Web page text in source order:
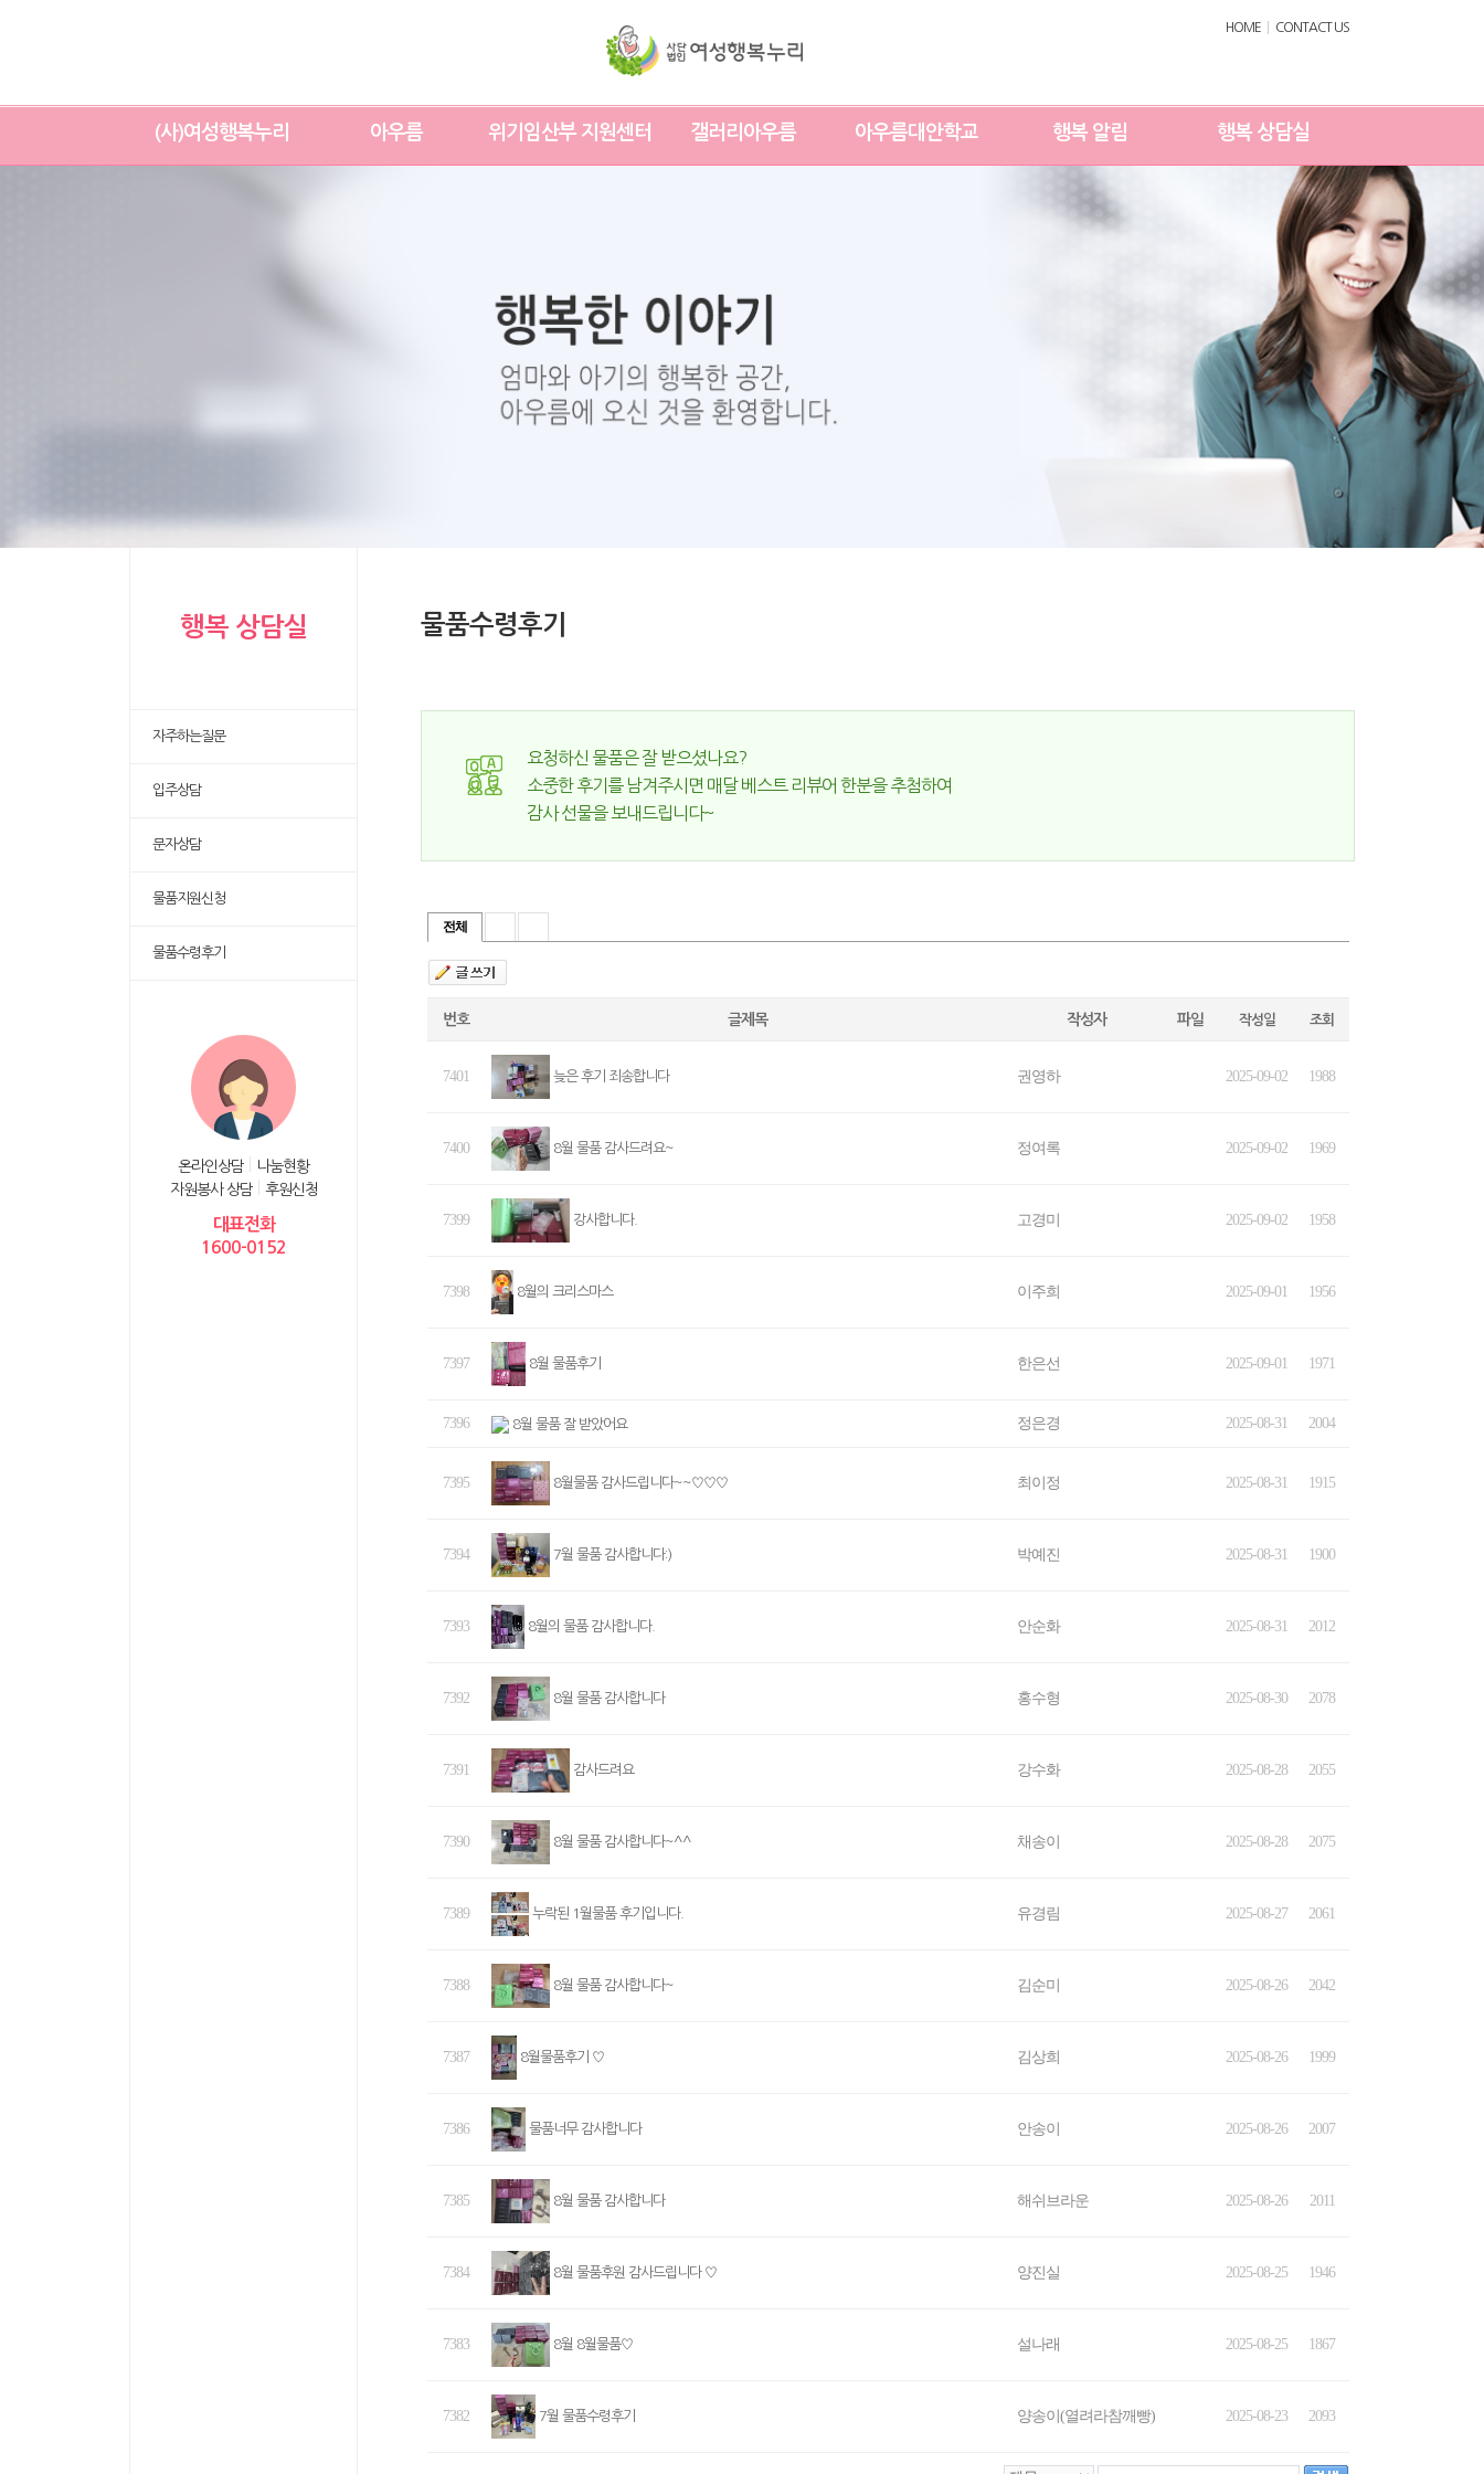
HOME CONTACT US
(사)여성행복누리 아우름 위기임산부 지원센터 갤러리아우름 아우름대안학교 행복 알림 행복 상담실
행복 상담실
자주하는질문
입주상담
문자상담
물품지원신청
물품수령후기
온라인상담
나눔현황
자원봉사 상담
후원신청
대표전화
1600-0152
물품수령후기
요청하신 물품은 잘 받으셨나요?
소중한 후기를 남겨주시면 매달 베스트 리뷰어 한분을 추첨하여
감사 선물을 보내드립니다~
전체
번호 글제목 작성자 파일 작성일 조회
7401 늦은 후기 죄송합니다 권영하 2025-09-02 1988
7400 8월 물품 감사드려요~ 정여록 2025-09-02 1969
7399 강사합니다. 고경미 2025-09-02 1958
7398 8월의 크리스마스 이주희 2025-09-01 1956
7397 8월 물품후기 한은선 2025-09-01 1971
7396 8월 물품 잘 받았어요 정은경 2025-08-31 2004
7395 8월물품 감사드립니다~~♡♡♡ 최이정 2025-08-31 1915
7394 7월 물품 감사합니다:) 박예진 2025-08-31 1900
7393 8월의 물품 감사합니다. 안순화 2025-08-31 2012
7392 8월 물품 감사합니다 홍수형 2025-08-30 2078
7391 감사드려요 강수화 2025-08-28 2055
7390 8월 물품 감사합니다~^^ 채송이 2025-08-28 2075
7389 누락된 1월물품 후기입니다. 유경림 2025-08-27 2061
7388 8월 물품 감사합니다~ 김순미 2025-08-26 2042
7387 8월물품후기 ♡ 김상희 2025-08-26 1999
7386 물품너무 감사합니다 안송이 2025-08-26 2007
7385 8월 물품 감사합니다 해쉬브라운 2025-08-26 2011
7384 8월 물품후원 감사드립니다 ♡ 양진실 2025-08-25 1946
7383 8월 8월물품♡ 설나래 2025-08-25 1867
7382 7월 물품수령후기 양송이(열려라참깨빵) 2025-08-23 2093